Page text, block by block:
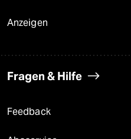
Anzeigen
Fragen & Hilfe
Feedback